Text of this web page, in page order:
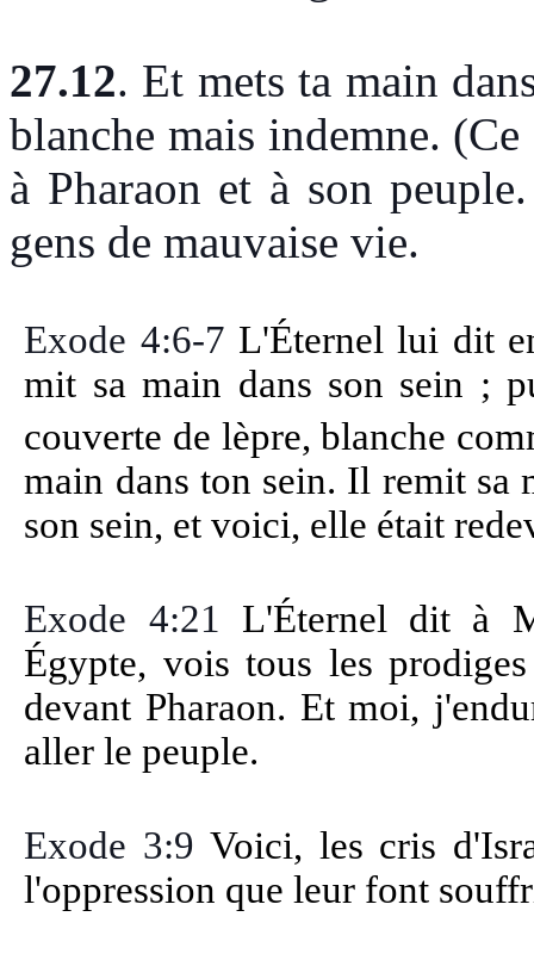
27.12. Et mets ta main
blanche mais indemne.
à Pharaon et à son
gens de mauvaise vie.
Exode 4:6-7 L'Éternel lui dit
mit sa main dans son sein ;
couverte de lèpre, blanche
main dans ton sein. Il remit sa
son sein, et voici, elle était
Exode 4:21 L'Éternel dit à
Égypte, vois tous les
devant Pharaon. Et moi,
aller le peuple.
Exode 3:9 Voici, les cris
l'oppression que leur font